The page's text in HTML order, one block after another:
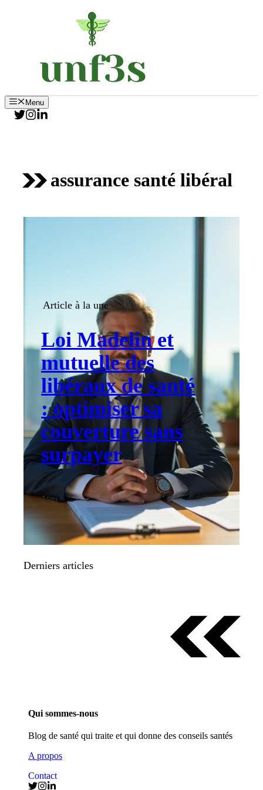
Menu
assurance santé libéral
Article à la une
Loi Madelin et
mutuelle des
libéraux de santé
: optimiser sa
couverture sans
surpayer
Derniers articles
Qui sommes-nous
Blog de santé qui traite et qui donne des conseils santés
A propos
Contact